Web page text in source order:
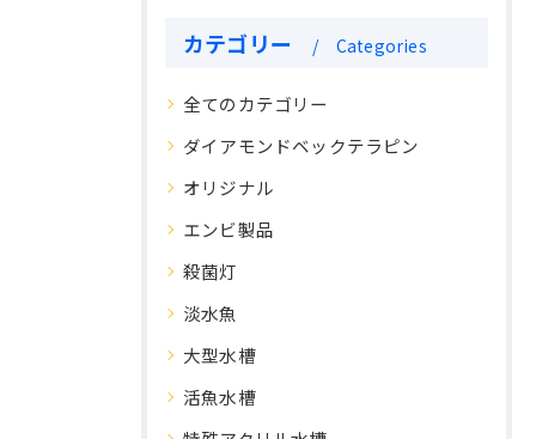
カテゴリー Categories
全てのカテゴリー
ダイアモンドベックテラピン
オリジナル
エンビ製品
殺菌灯
淡水魚
大型水槽
活魚水槽